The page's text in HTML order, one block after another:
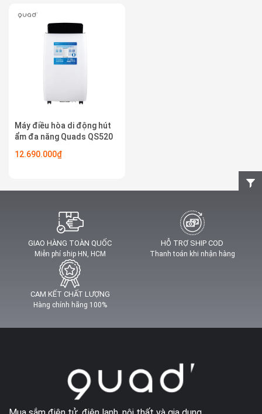
Máy điều hòa di động hút
ẩm đa năng Quads QS520
12.690.000₫
GIAO HÀNG TOÀN QUỐC
Miễn phí ship HN, HCM
HỖ TRỢ SHIP COD
Thanh toán khi nhận hàng
CAM KẾT CHẤT LƯỢNG
Hàng chính hãng 100%